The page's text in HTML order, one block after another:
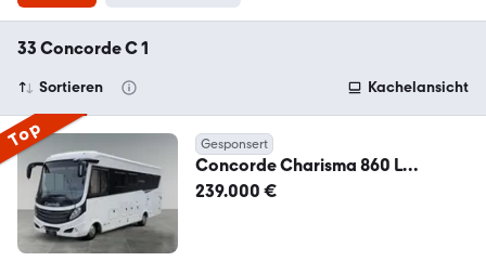
33 Concorde C 1
Sortieren Kachelansicht
Top Gesponsert
Concorde Charisma 860 L
Barversion*150KW*7.900KM*
239.000 €